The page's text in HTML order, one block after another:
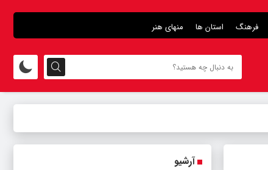
فرهنگ استان ها منهای هنر
آرشیو